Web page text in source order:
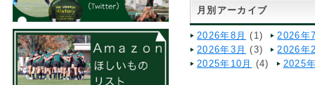
月別アーカイブ
2026年8月 (1)
2026年
2026年3月 (3)
2026年
2025年10月
(4) 2025